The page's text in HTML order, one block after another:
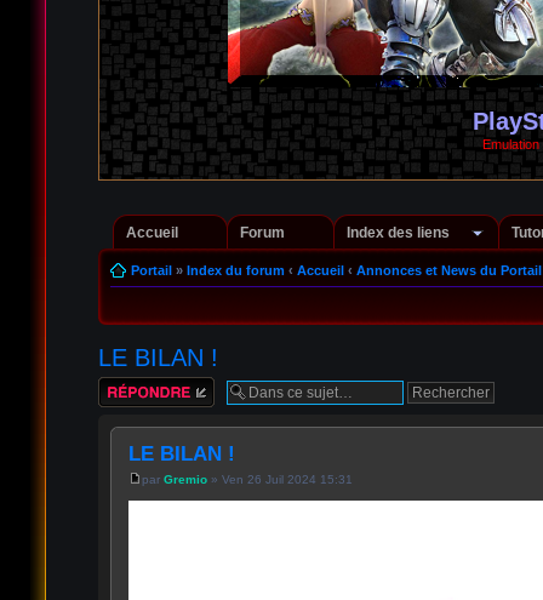
Accueil Forum Index des liens
Portail» Index du forum ‹ Accueil ‹ Annonces et News du Portail
LE BILAN !
Répondre
LE BILAN !
par Gremio» Ven 26 Juil 2024 15:31